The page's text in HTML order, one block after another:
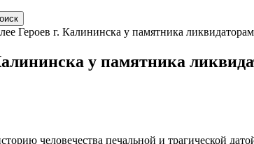
Героев г. Калининска у памятника
у памятника
человечества печальной и трагической